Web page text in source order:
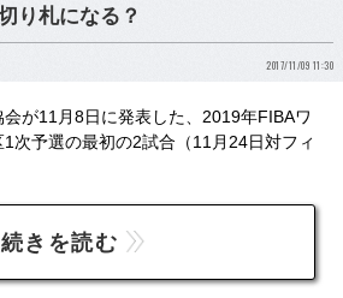
り札になる？
2017/11/09 11:30
が11月8日に発表した、2019年FIBAワ
次予選の最初の2試合（11月24日対フィ
続きを読む